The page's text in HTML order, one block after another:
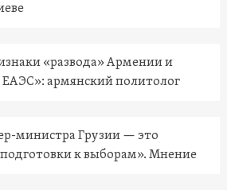
«развода» Армении и
ЕАЭС»: армянский политолог
министра Грузии — это
подготовки к выборам». Мнение